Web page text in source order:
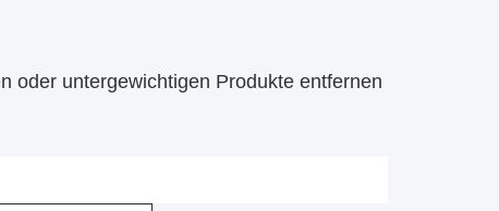
oder untergewichtigen Produkte entfernen